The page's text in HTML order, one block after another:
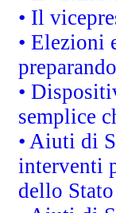
• Il
• Elezioni
•
semplice
• Aiuti di
interventi
dello Stato